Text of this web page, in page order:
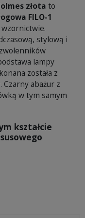
złota to
FILO-1
stylową i
lampy
została z
Czarny abażur z
w tym samym
kształcie